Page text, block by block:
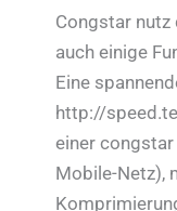
Congstar nutz
auch einige
Eine
http://
einer congstar
Mobile-Netz),